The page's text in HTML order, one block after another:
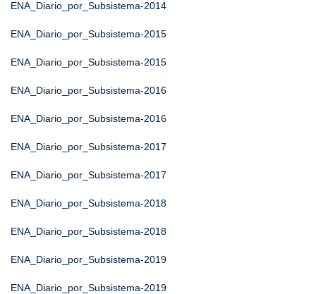
ENA_Diario_por_Subsistema-2014
ENA_Diario_por_Subsistema-2015
ENA_Diario_por_Subsistema-2015
ENA_Diario_por_Subsistema-2016
ENA_Diario_por_Subsistema-2016
ENA_Diario_por_Subsistema-2017
ENA_Diario_por_Subsistema-2017
ENA_Diario_por_Subsistema-2018
ENA_Diario_por_Subsistema-2018
ENA_Diario_por_Subsistema-2019
ENA_Diario_por_Subsistema-2019